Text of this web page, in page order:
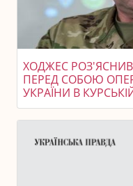
ХОДЖЕС
ПЕРЕД СОБОЮ
УКРАЇНИ В